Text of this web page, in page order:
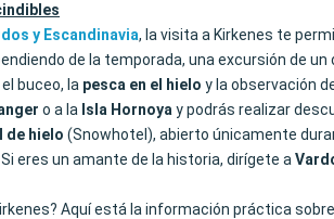
y Escandinavia, la visita a Kirkenes te
de la temporada, una excursión de
el buceo, la pesca en el hielo y la observación
o a la Isla Hornoya y podrás realizar
de hielo (Snowhotel), abierto únicamente
eres un amante de la historia, dirígete a
Aquí está la información práctica